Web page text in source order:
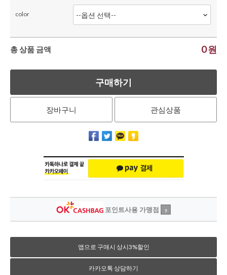
color
총 상품 금액 0원
구매하기
장바구니 관심상품
포인트사용 가맹점 ?
앱으로 구매시 상시3%할인
카카오톡 상담하기